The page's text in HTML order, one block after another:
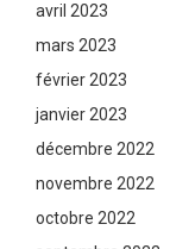
avril 2023
mars 2023
février 2023
janvier 2023
décembre 2022
novembre 2022
octobre 2022